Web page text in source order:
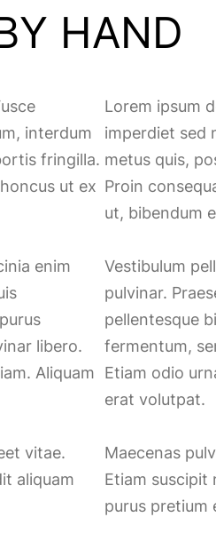
HAND
interdum
fringilla.
ut ex
enim
libero.
Aliquam
vitae.
aliquam
Lorem ipsum
imperdiet sed
metus quis,
Proin
ut, bibendum
Vestibulum
pulvinar.
pellentesque
fermentum,
Etiam odio
erat volutpat.
Maecenas
Etiam suscipit
purus pretium